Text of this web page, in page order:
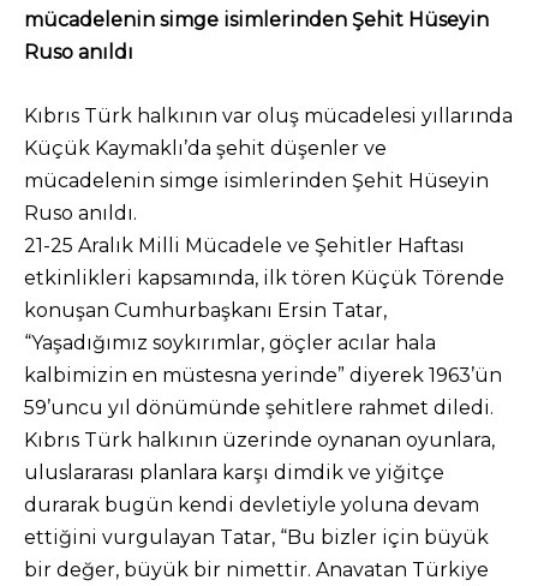
mücadelenin simge isimlerinden Şehit Hüseyin
Ruso anıldı
Kıbrıs Türk halkının var oluş mücadelesi yıllarında
Küçük Kaymaklı’da şehit düşenler ve
mücadelenin simge isimlerinden Şehit Hüseyin
Ruso anıldı.
21-25 Aralık Milli Mücadele ve Şehitler Haftası
etkinlikleri kapsamında, ilk tören Küçük Törende
konuşan Cumhurbaşkanı Ersin Tatar,
“Yaşadığımız soykırımlar, göçler acılar hala
kalbimizin en müstesna yerinde” diyerek 1963’ün
59’uncu yıl dönümünde şehitlere rahmet diledi.
Kıbrıs Türk halkının üzerinde oynanan oyunlara,
uluslararası planlara karşı dimdik ve yiğitçe
durarak bugün kendi devletiyle yoluna devam
ettiğini vurgulayan Tatar, “Bu bizler için büyük
bir değer, büyük bir nimettir. Anavatan Türkiye